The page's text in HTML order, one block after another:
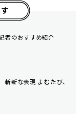
者のおすすめ紹介
新な表現 よむたび、